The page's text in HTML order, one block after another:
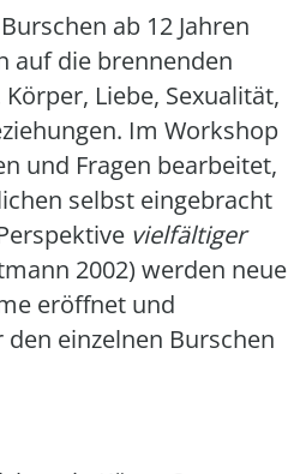
ab 12 Jahren
auf die brennenden
Liebe, Sexualität,
Im Workshop
und Fragen bearbeitet,
selbst eingebracht
vielfältiger
2002) werden neue
eröffnet und
einzelnen Burschen